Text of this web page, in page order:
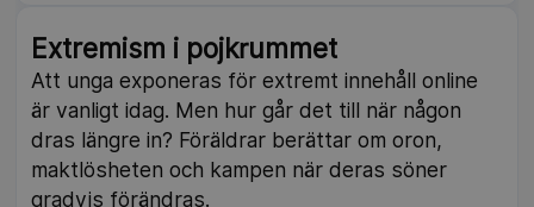
Extremism i pojkrummet
Att unga exponeras för extremt innehåll online
är vanligt idag. Men hur går det till när någon
dras längre in? Föräldrar berättar om oron,
maktlösheten och kampen när deras söner
gradvis förändras.